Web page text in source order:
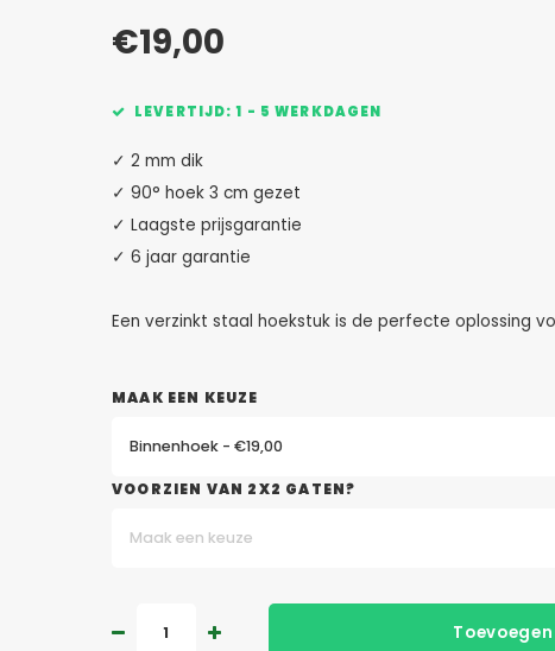
€19,00
LEVERTIJD: 1 - 5 WERKDAGEN
✓ 2 mm dik
✓ 90° hoek 3 cm gezet
✓ Laagste prijsgarantie
✓ 6 jaar garantie
Een verzinkt staal hoekstuk is de perfecte oplossing
MAAK EEN KEUZE
Binnenhoek - €19,00
VOORZIEN VAN 2X2 GATEN?
Maak een keuze